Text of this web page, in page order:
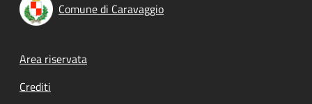
Comune di Caravaggio
Footer menu
Area riservata
Crediti